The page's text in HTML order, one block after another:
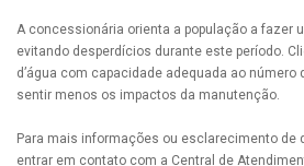
A concessionária orienta a população a fazer
evitando desperdícios durante este período.
d’água com capacidade adequada ao número
sentir menos os impactos da manutenção.
Para mais informações ou esclarecimento de
entrar em contato com a Central de